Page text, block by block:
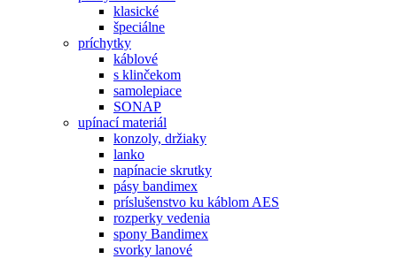
klasické
špeciálne
príchytky
káblové
s klinčekom
samolepiace
SONAP
upínací materiál
konzoly, držiaky
lanko
napínacie skrutky
pásy bandimex
príslušenstvo ku káblom AES
rozperky vedenia
spony Bandimex
svorky lanové